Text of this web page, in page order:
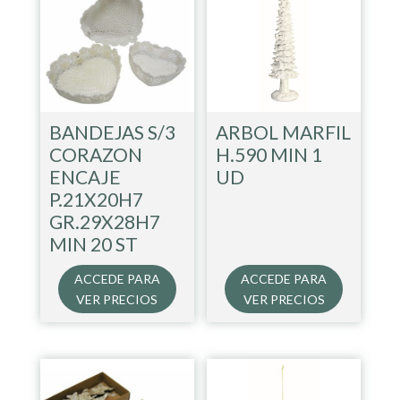
BANDEJAS S/3
CORAZON
ENCAJE
P.21X20H7
GR.29X28H7
MIN 20 ST
ACCEDE PARA
VER PRECIOS
ARBOL MARFIL
H.590 MIN 1
UD
ACCEDE PARA
VER PRECIOS